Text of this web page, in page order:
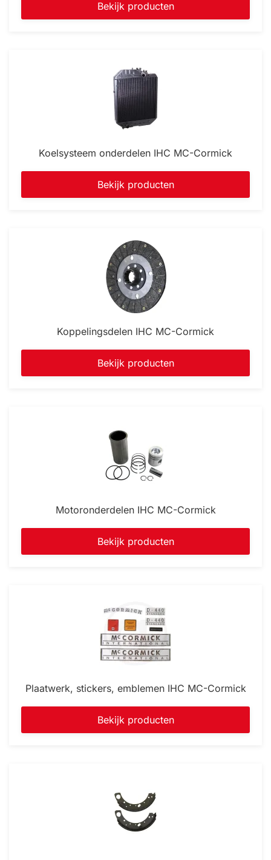
Bekijk producten
Koelsysteem onderdelen IHC MC-Cormick
Bekijk producten
Koppelingsdelen IHC MC-Cormick
Bekijk producten
Motoronderdelen IHC MC-Cormick
Bekijk producten
Plaatwerk, stickers, emblemen IHC MC-Cormick
Bekijk producten